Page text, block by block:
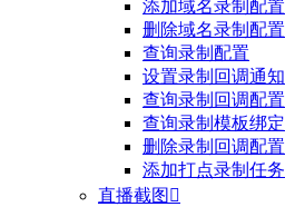
添加域名录制配置
删除域名录制配置
查询录制配置
设置录制回调通知
查询录制回调配置
查询录制模板绑定
删除录制回调配置
添加打点录制任务
直播截图 